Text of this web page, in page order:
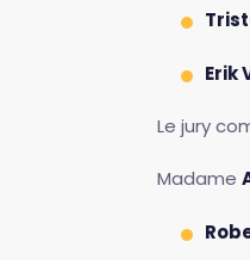
Erik
Le jury
Madame